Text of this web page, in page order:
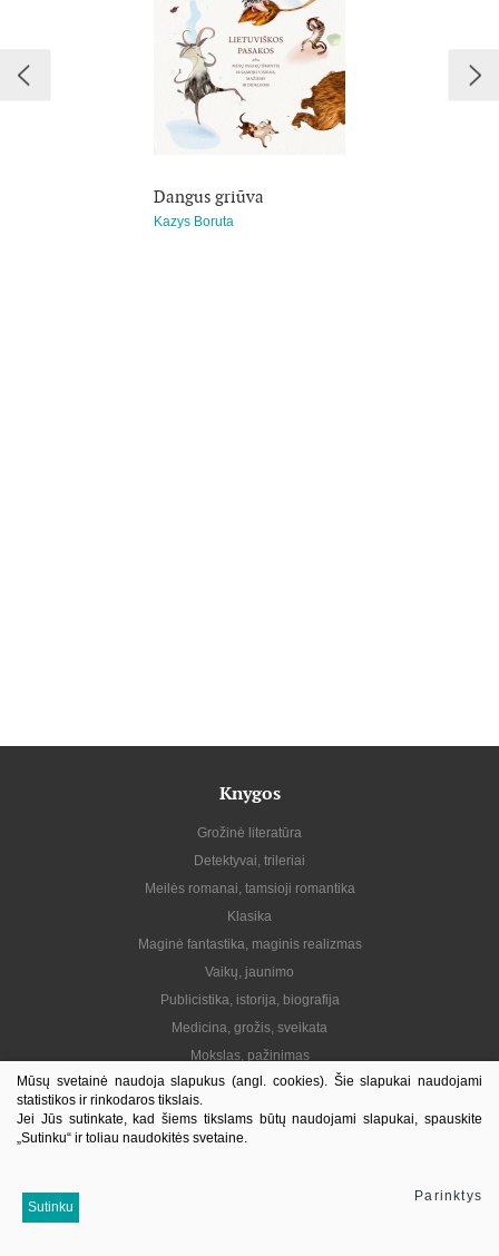
Dangus griūva
Kazys Boruta
Knygos
Grožinė literatūra
Detektyvai, trileriai
Meilės romanai, tamsioji romantika
Klasika
Maginė fantastika, maginis realizmas
Vaikų, jaunimo
Publicistika, istorija, biografija
Medicina, grožis, sveikata
Mokslas, pažinimas
Praktinė, gyvenimo būdas
Lietuvių autoriai
El. knygos
Mūsų svetainė naudoja slapukus (angl. cookies). Šie slapukai naudojami
statistikos ir rinkodaros tikslais.
Jei Jūs sutinkate, kad šiems tikslams būtų naudojami slapukai, spauskite
„Sutinku“ ir toliau naudokitės svetaine.
Sutinku
Parinktys